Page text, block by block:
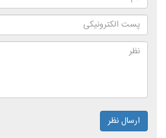
ارسال نظر